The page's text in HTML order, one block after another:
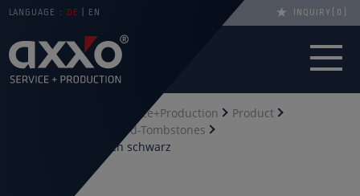
LANGUAGE : DE EN INQUIRY 0
axxo Service+Production
Product
Standard-Tombstones
Tombstone Sandwich schwarz